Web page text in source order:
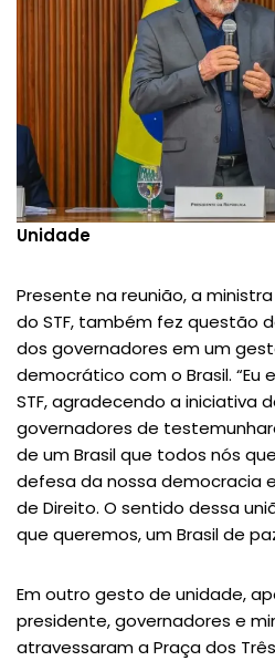
Unidade
Presente na reunião, a
do STF, também fez questão
dos governadores em um
democrático com o Brasil. “Eu
STF, agradecendo a iniciativa
governadores de
de um Brasil que todos nós
defesa da nossa democracia
de Direito. O sentido dessa
que queremos, um Brasil de
Em outro gesto de unidade,
presidente, governadores e
atravessaram a Praça dos